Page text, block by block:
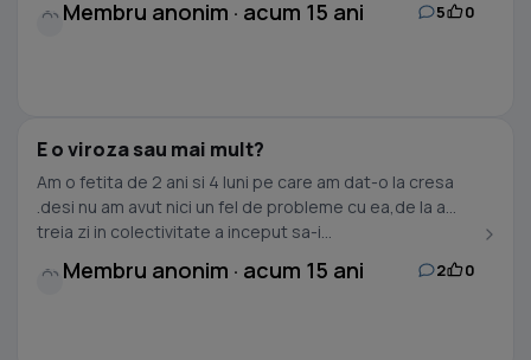
Membru anonim · acum 15 ani 5 0
E o viroza sau mai mult?
Am o fetita de 2 ani si 4 luni pe care am dat-o la cresa
.desi nu am avut nici un fel de probleme cu ea,de la a
treia zi in colectivitate a inceput sa-i...
Membru anonim · acum 15 ani 2 0